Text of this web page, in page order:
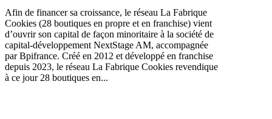
Afin de financer sa croissance, le réseau La Fabrique
Cookies (28 boutiques en propre et en franchise) vient
d’ouvrir son capital de façon minoritaire à la société de
capital-développement NextStage AM, accompagnée
par Bpifrance. Créé en 2012 et développé en franchise
depuis 2023, le réseau La Fabrique Cookies revendique
à ce jour 28 boutiques en...